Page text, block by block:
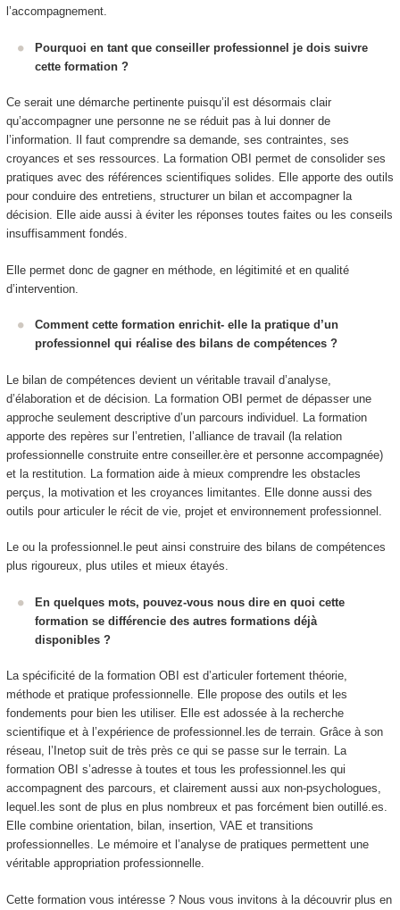
l’accompagnement.
Pourquoi en tant que conseiller professionnel je dois suivre
cette formation ?
Ce serait une démarche pertinente puisqu’il est désormais clair
qu’accompagner une personne ne se réduit pas à lui donner de
l’information. Il faut comprendre sa demande, ses contraintes, ses
croyances et ses ressources. La formation OBI permet de consolider ses
pratiques avec des références scientifiques solides. Elle apporte des outils
pour conduire des entretiens, structurer un bilan et accompagner la
décision. Elle aide aussi à éviter les réponses toutes faites ou les conseils
insuffisamment fondés.
Elle permet donc de gagner en méthode, en légitimité et en qualité
d’intervention.
Comment cette formation enrichit- elle la pratique d’un
professionnel qui réalise des bilans de compétences ?
Le bilan de compétences devient un véritable travail d’analyse,
d’élaboration et de décision. La formation OBI permet de dépasser une
approche seulement descriptive d’un parcours individuel. La formation
apporte des repères sur l’entretien, l’alliance de travail (la relation
professionnelle construite entre conseiller.ère et personne accompagnée)
et la restitution. La formation aide à mieux comprendre les obstacles
perçus, la motivation et les croyances limitantes. Elle donne aussi des
outils pour articuler le récit de vie, projet et environnement professionnel.
Le ou la professionnel.le peut ainsi construire des bilans de compétences
plus rigoureux, plus utiles et mieux étayés.
En quelques mots, pouvez-vous nous dire en quoi cette
formation se différencie des autres formations déjà
disponibles ?
La spécificité de la formation OBI est d’articuler fortement théorie,
méthode et pratique professionnelle. Elle propose des outils et les
fondements pour bien les utiliser. Elle est adossée à la recherche
scientifique et à l’expérience de professionnel.les de terrain. Grâce à son
réseau, l’Inetop suit de très près ce qui se passe sur le terrain. La
formation OBI s’adresse à toutes et tous les professionnel.les qui
accompagnent des parcours, et clairement aussi aux non-psychologues,
lequel.les sont de plus en plus nombreux et pas forcément bien outillé.es.
Elle combine orientation, bilan, insertion, VAE et transitions
professionnelles. Le mémoire et l’analyse de pratiques permettent une
véritable appropriation professionnelle.
Cette formation vous intéresse ? Nous vous invitons à la découvrir plus en